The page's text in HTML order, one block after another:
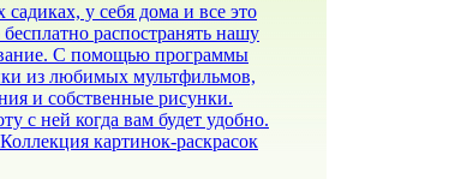
у себя дома и все это
распостранять нашу
С помощью программы
из любимых мультфильмов,
и собственные рисунки.
с ней когда вам будет удобно.
картинок-раскрасок